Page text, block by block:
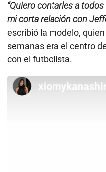
“Quiero contarles a
mi corta relación con
escribió la modelo,
semanas era el centro
con el futbolista.